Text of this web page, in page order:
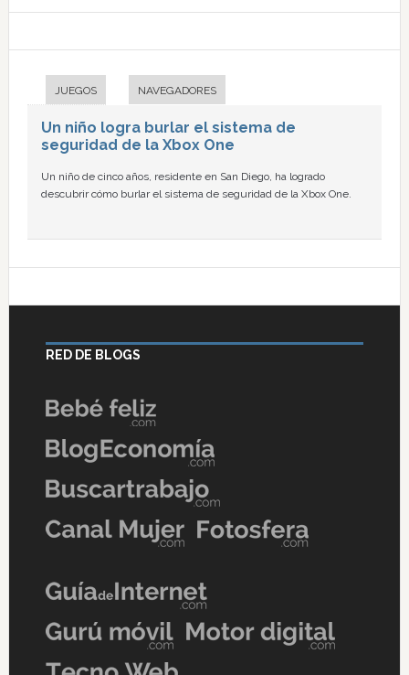
JUEGOS NAVEGADORES
Un niño logra burlar el sistema de
seguridad de la Xbox One
Un niño de cinco años, residente en San Diego, ha logrado
descubrir cómo burlar el sistema de seguridad de la Xbox One.
RED DE BLOGS